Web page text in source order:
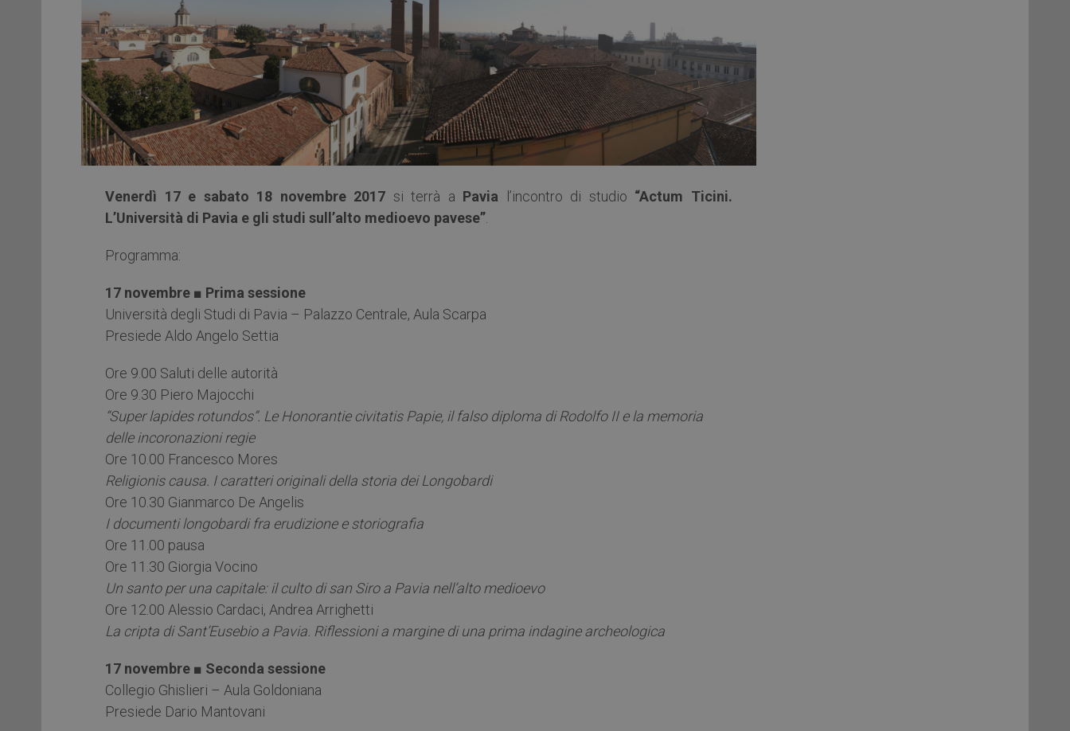
Venerdì 17 e sabato 18 novembre 2017 si terrà a Pavia l’incontro di studio “Actum Ticini.
L’Università di Pavia e gli studi sull’alto medioevo pavese”
Programma:
17 novembre ■ Prima sessione
Università degli Studi di Pavia – Palazzo Centrale, Aula Scarpa
Presiede Aldo Angelo Settia
Ore 9.00 Saluti delle autorità
Ore 9.30 Piero Majocchi
“Super lapides rotundos”. Le Honorantie civitatis Papie, il falso diploma di Rodolfo II e la memoria
delle incoronazioni regie
Ore 10.00 Francesco Mores
Religionis causa. I caratteri originali della storia dei Longobardi
Ore 10.30 Gianmarco De Angelis
I documenti longobardi fra erudizione e storiografia
Ore 11.00 pausa
Ore 11.30 Giorgia Vocino
Un santo per una capitale: il culto di san Siro a Pavia nell’alto medioevo
Ore 12.00 Alessio Cardaci, Andrea Arrighetti
La cripta di Sant’Eusebio a Pavia. Riflessioni a margine di una prima indagine archeologica
17 novembre ■ Seconda sessione
Collegio Ghislieri – Aula Goldoniana
Presiede Dario Mantovani